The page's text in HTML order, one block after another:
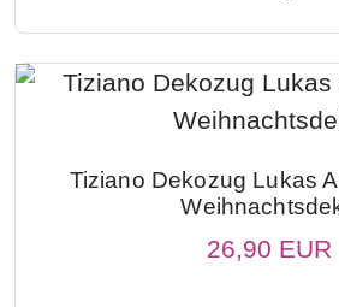
Tiziano Dekozug Lukas
26,90 EUR